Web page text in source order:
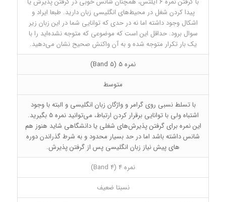
پیدا کردن شغل در محیط‌های انگلیسی زبان دارید. طبعا ایراد و
اشکال وجود داشته اما نه در حدی که توانایی شما در این زبان زیر
سوال برود. حداقل این است که موضوعی که متوجه نشده‌اید را با
یک بار تکرار متوجه شده و به آن واکنش صحیح نشان می‌دهید.
نمره 5 (Band 5)
متوسط
با تسلط نسبی روی گرامر و واژگان زبان انگلیسی و البته با وجود
اشتباه ولی با توانایی برقرار کردن ارتباط، می‌توانید نمره 5 بگیرید.
این نمره برای گرفتن پذیرش‌های شغلی یا دانشگاهی شاید هنوز هم
شانس داشته باشد اما در حد بسیار محدود و به شرط گذراندن دوره
های پیش نیاز زبان انگلیسی پس از گرفتن پذیرش.
نمره 4 (Band 4)
نسبتا ضعیف